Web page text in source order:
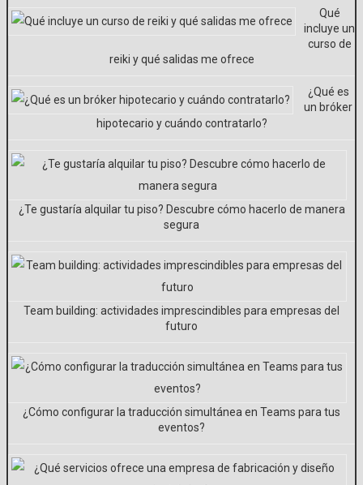
Qué
incluye un
curso de
reiki y qué salidas me ofrece
¿Qué es
un bróker
hipotecario y cuándo contratarlo?
¿Te gustaría alquilar tu piso? Descubre cómo hacerlo de manera
segura
Team building: actividades imprescindibles para empresas del
futuro
¿Cómo configurar la traducción simultánea en Teams para tus
eventos?